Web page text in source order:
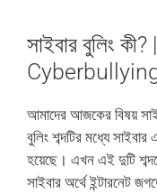
সাইবার বুলিং
আমাদের আজকের বিষয়
বুলিং শব্দটির মধ্যে
হয়েছে। এখন এই দুটি
সাইবার অর্থে ইন্টারনেট